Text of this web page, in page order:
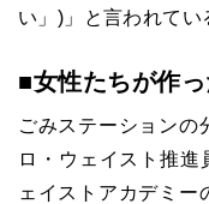
い」)」と言われてい
■女性たちが作っ
ごみステーションの
ロ・ウェイスト推
ェイストアカデミー